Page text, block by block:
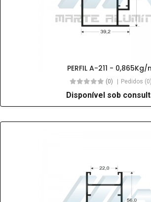
PERFIL A-211 - 0,865Kg/
(0) Pedidos (0)
Disponível sob